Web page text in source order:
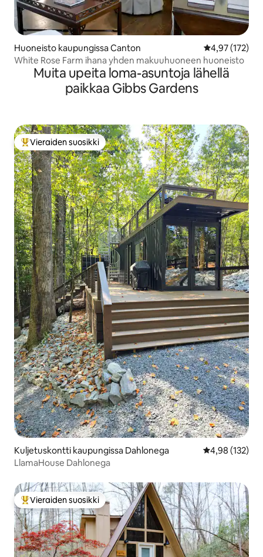
Huoneisto kaupungissa Canton
4,97 (172)
White Rose Farm ihana yhden makuuhuoneen huoneisto
Muita upeita loma-asuntoja lähellä
paikkaa Gibbs Gardens
Vieraiden suosikkien parhaimmistoa
Vieraiden suosikki
Kuljetuskontti kaupungissa Dahlonega
4,98 (132)
LlamaHouse Dahlonega
Vieraiden suosikkien parhaimmistoa
Vieraiden suosikki